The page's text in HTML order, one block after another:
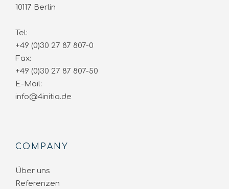
10117 Berlin
Tel:
+49 (0)30 27 87 807-0
Fax:
+49 (0)30 27 87 807-50
E-Mail:
info@4initia.de
COMPANY
Über uns
Referenzen